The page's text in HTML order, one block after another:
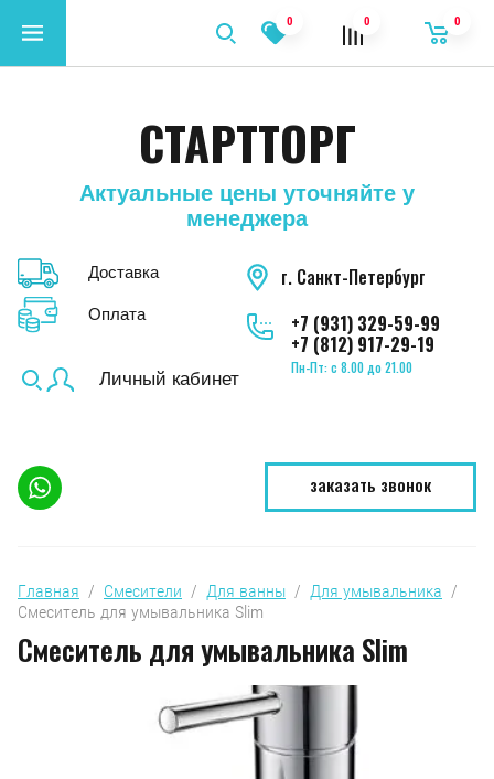
0 0 0
СТАРТТОРГ
Актуальные цены уточняйте у
менеджера
г. Санкт-Петербург
+7 (931) 329-59-99
+7 (812) 917-29-19
Пн-Пт: с 8.00 до 21.00
Доставка
Оплата
Личный кабинет
заказать звонок
Главная
  /
Смесители
  /
Для ванны
  /
Для умывальника
  /
Смеситель для умывальника Slim
Смеситель для умывальника Slim